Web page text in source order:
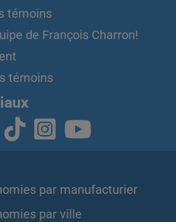
témoins
de François Charron!
témoins
par manufacturier
par ville